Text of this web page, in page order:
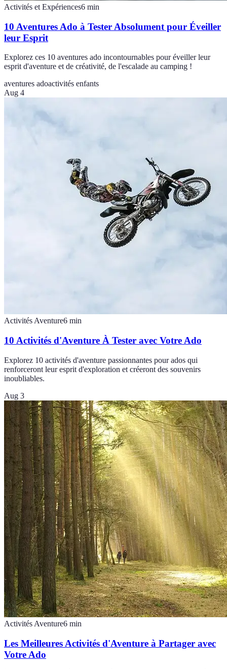
Activités et Expériences6 min
10 Aventures Ado à Tester Absolument pour Éveiller
leur Esprit
Explorez ces 10 aventures ado incontournables pour éveiller leur
esprit d'aventure et de créativité, de l'escalade au camping !
aventures adoactivités enfants
Aug 4
Activités Aventure6 min
10 Activités d'Aventure À Tester avec Votre Ado
Explorez 10 activités d'aventure passionnantes pour ados qui
renforceront leur esprit d'exploration et créeront des souvenirs
inoubliables.
Aug 3
Activités Aventure6 min
Les Meilleures Activités d'Aventure à Partager avec
Votre Ado